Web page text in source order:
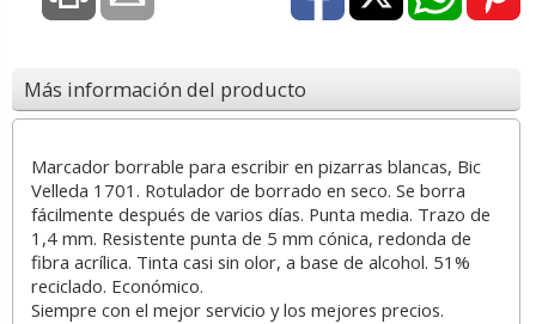
Más información del producto
Marcador borrable para escribir en pizarras blancas, Bic
Velleda 1701. Rotulador de borrado en seco. Se borra
fácilmente después de varios días. Punta media. Trazo de
1,4 mm. Resistente punta de 5 mm cónica, redonda de
fibra acrílica. Tinta casi sin olor, a base de alcohol. 51%
reciclado. Económico.
Siempre con el mejor servicio y los mejores precios.